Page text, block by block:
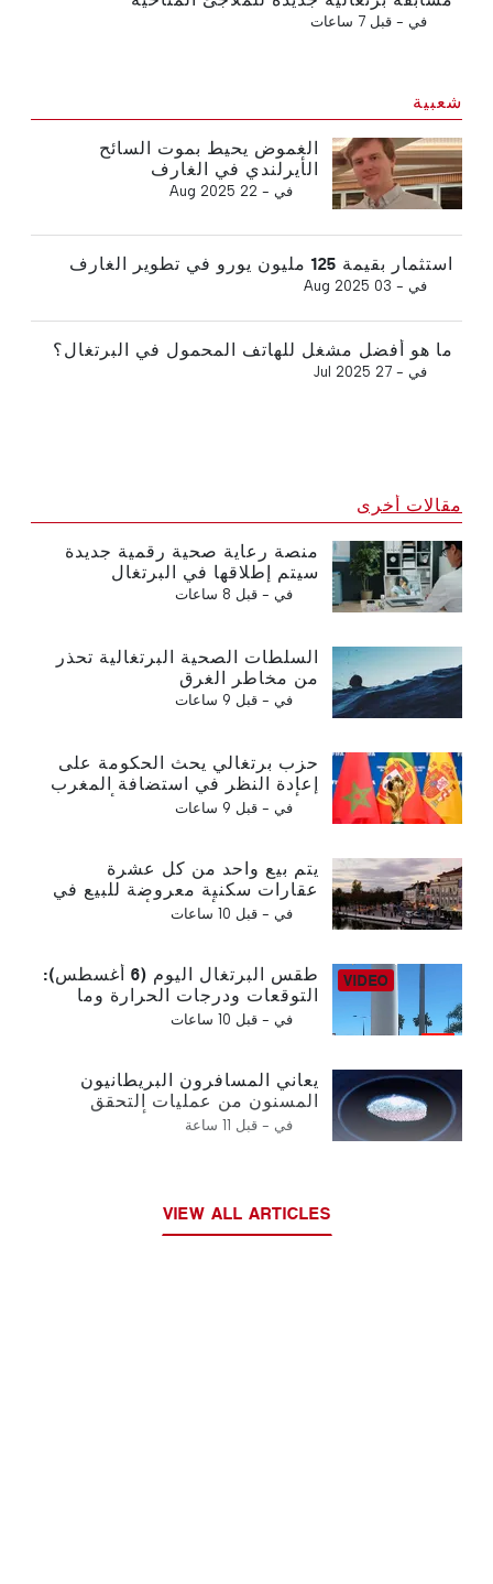
في - قبل 7 ساعات
شعبية
الغموض يحيط بموت السائح
الأيرلندي في الغارف
في - 22 Aug 2025
استثمار بقيمة 125 مليون يورو في تطوير الغارف
في - 03 Aug 2025
ما هو أفضل مشغل للهاتف المحمول في البرتغال؟
في - 27 Jul 2025
مقالات أخرى
منصة رعاية صحية رقمية جديدة
سيتم إطلاقها في البرتغال
في - قبل 8 ساعات
السلطات الصحية البرتغالية تحذر
من مخاطر الغرق
في - قبل 9 ساعات
حزب برتغالي يحث الحكومة على
إعادة النظر في استضافة المغرب
في - قبل 9 ساعات
يتم بيع واحد من كل عشرة
عقارات سكنية معروضة للبيع في
البرتغال في أقل من أسبوع
في - قبل 10 ساعات
طقس البرتغال اليوم (6 أغسطس):
التوقعات ودرجات الحرارة وما
يمكن توقعه
في - قبل 10 ساعات
يعاني المسافرون البريطانيون
المسنون من عمليات التحقق
الجديدة من بصمات الأصابع في
في - قبل 11 ساعة
VIEW ALL ARTICLES